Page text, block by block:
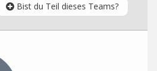
Bist du Teil dieses Teams?